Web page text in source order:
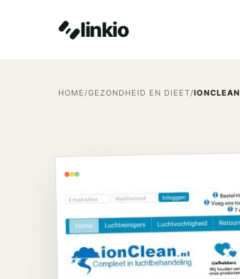
linkio
HOME/GEZONDHEID EN DIEET/IONCLEAN